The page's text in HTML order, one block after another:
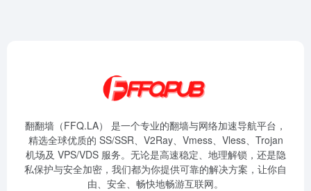
翻翻墙（FFQ.LA） 是一个专业的翻墙与网络加速导航平台，
精选全球优质的 SS/SSR、V2Ray、Vmess、Vless、Trojan
机场及 VPS/VDS 服务。无论是高速稳定、地理解锁，还是隐
私保护与安全加密，我们都为你提供可靠的解决方案，让你自
由、安全、畅快地畅游互联网。